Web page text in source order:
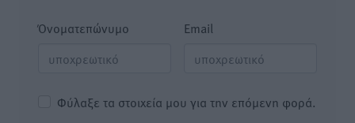
Όνοματεπώνυμο Email
Φύλαξε τα στοιχεία μου για την επόμενη φορά.